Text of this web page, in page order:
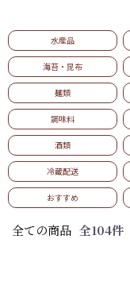
ご利用
プライ
常温 0
￥0
水産品
海苔・昆布
麺類
調味料
酒類
冷蔵配送
おすすめ
全ての商品 全104件